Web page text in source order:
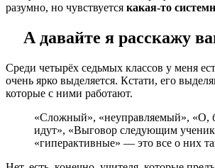
разумно, но чувствуется какая-то
А давайте я расскажу
Среди четырёх седьмых классов у меня
очень ярко выделяется. Кстати, его
которые с ними работают.
«Сложный», «неуправляемый», «О,
идут», «Выговор следующим
«гиперактивные» — это все о них